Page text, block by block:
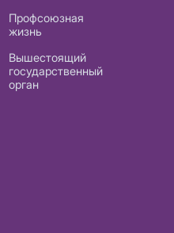
Профсоюзная
жизнь
Вышестоящий
государственный
орган